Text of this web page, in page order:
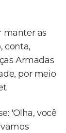
manter as
conta,
Armadas
por meio
'Olha, você